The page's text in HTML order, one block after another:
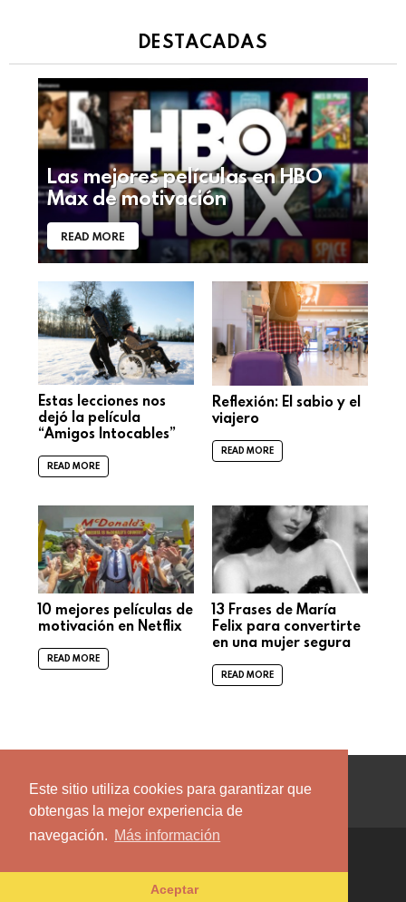
Este sitio utiliza cookies para garantizar que
obtengas la mejor experiencia de
navegación. Más información
Aceptar
DESTACADAS
Las mejores películas en HBO
Max de motivación
READ MORE
Estas lecciones nos
dejó la película
“Amigos Intocables”
READ MORE
Reflexión: El sabio y el
viajero
READ MORE
10 mejores películas de
motivación en Netflix
READ MORE
13 Frases de María
Felix para convertirte
en una mujer segura
READ MORE